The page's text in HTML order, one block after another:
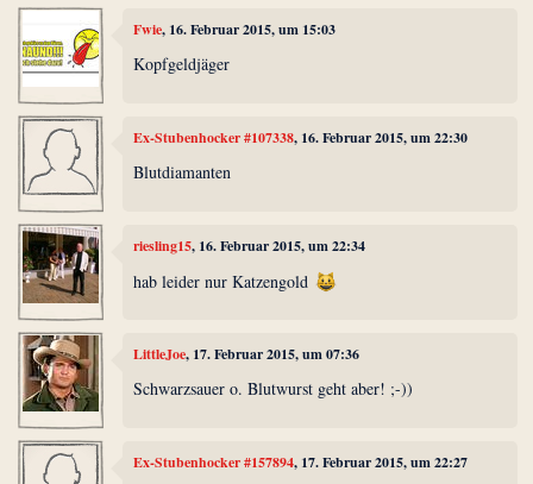
Fwie, 16. Februar 2015, um 15:03
Kopfgeldjäger
Ex-Stubenhocker #107338, 16. Februar 2015, um 22:30
Blutdiamanten
riesling15, 16. Februar 2015, um 22:34
hab leider nur Katzengold
LittleJoe, 17. Februar 2015, um 07:36
Schwarzsauer o. Blutwurst geht aber! ;-))
Ex-Stubenhocker #157894, 17. Februar 2015, um 22:27